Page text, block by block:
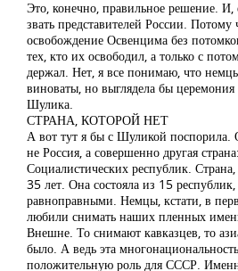
Это, конечно, правильное решение. И,
звать представителей России. Потому
освобождение Освенцима без
тех, кто их освободил, а только с
держал. Нет, я все понимаю, что
виноваты, но выглядела бы
Шулика.
СТРАНА, КОТОРОЙ НЕТ
А вот тут я бы с Шуликой поспорила.
не Россия, а совершенно другая
Социалистических республик.
35 лет. Она состояла из 15
равноправными. Немцы, кстати, в
любили снимать наших пленных
Внешне. То снимают кавказцев, то
было. А ведь эта
положительную роль для СССР.